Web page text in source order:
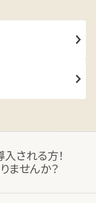
される方！
ませんか？